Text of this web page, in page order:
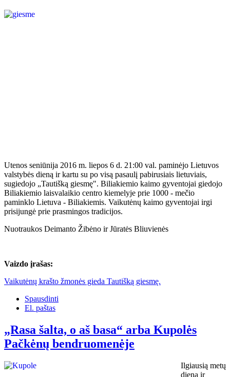
Utenos seniūnija 2016 m. liepos 6 d. 21:00 val. paminėjo Lietuvos
valstybės dieną ir kartu su po visą pasaulį pabirusiais lietuviais,
sugiedojo „Tautišką giesmę". Biliakiemio kaimo gyventojai giedojo
Biliakiemio laisvalaikio centro kiemelyje prie 1000 - mečio
paminklo Lietuva - Biliakiemis. Vaikutėnų kaimo gyventojai irgi
prisijungė prie prasmingos tradicijos.
Nuotraukos Deimanto Žibėno ir Jūratės Bliuvienės
Vaizdo įrašas:
Vaikutėnų krašto žmonės gieda Tautišką giesmę.
Spausdinti
El. paštas
„Rasa šalta, o aš basa“ arba Kupolės
Pačkėnų bendruomenėje
Ilgiausią metų
dieną ir